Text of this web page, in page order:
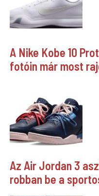
A Nike Kobe 10
fotóin már most
Az Air Jordan 3
robban be a